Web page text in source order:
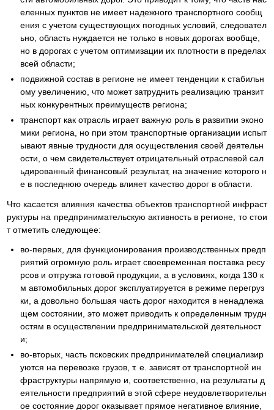
еленных пунктов не имеет надежного транспортного сообщ
ения с учетом существующих погодных условий, следовател
ьно, область нуждается не только в новых дорогах вообще,
но в дорогах с учетом оптимизации их плотности в пределах
всей области;
подвижной состав в регионе не имеет тенденции к стабильн
ому увеличению, что может затруднить реализацию транзит
ных конкурентных преимуществ региона;
транспорт как отрасль играет важную роль в развитии эконо
мики региона, но при этом транспортные организации испыт
ывают явные трудности для осуществления своей деятельн
ости, о чем свидетельствует отрицательный отраслевой сал
ьдированный финансовый результат, на значение которого н
е в последнюю очередь влияет качество дорог в области.
Что касается влияния качества объектов транспортной инфраст
руктуры на предпринимательскую активность в регионе, то стои
т отметить следующее:
во-первых, для функционирования производственных предп
риятий огромную роль играет своевременная поставка ресу
рсов и отгрузка готовой продукции, а в условиях, когда 130 к
м автомобильных дорог эксплуатируется в режиме перегруз
ки, а довольно большая часть дорог находится в ненадлежа
щем состоянии, это может приводить к определенным трудн
остям в осуществлении предпринимательской деятельност
и;
во-вторых, часть псковских предпринимателей специализир
уются на перевозке грузов, т. е. зависят от транспортной ин
фраструктуры напрямую и, соответственно, на результаты д
еятельности предприятий в этой сфере неудовлетворительн
ое состояние дорог оказывает прямое негативное влияние,